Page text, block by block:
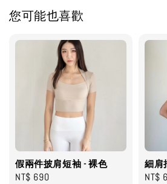
您可能也喜歡
假兩件披肩短袖 - 裸色
Regular
NT$ 690
細肩
NT$